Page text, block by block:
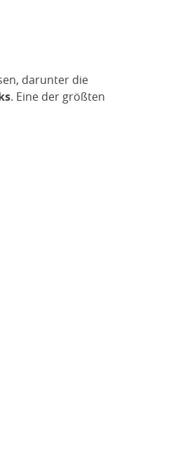
darunter die
. Eine der größten